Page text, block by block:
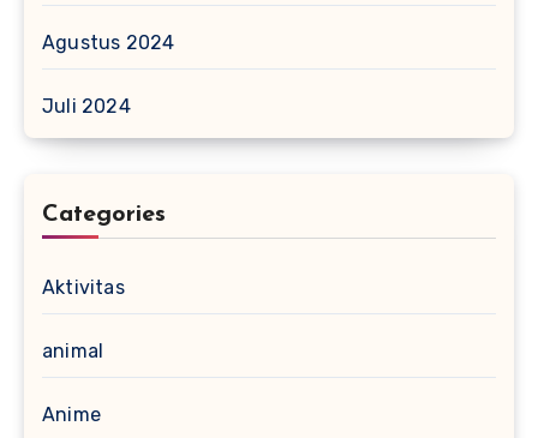
Agustus 2024
Juli 2024
Categories
Aktivitas
animal
Anime